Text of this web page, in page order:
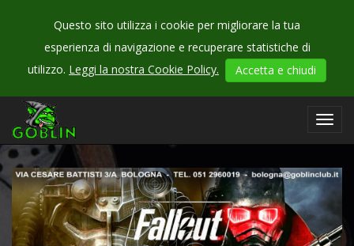
Questo sito utilizza i cookie per migliorare la tua
esperienza di navigazione e recuperare statistiche di
utilizzo. Leggi la nostra Cookie Policy. Accetta e chiudi
CHECK
OUR